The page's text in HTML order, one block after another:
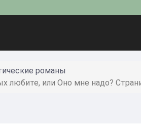
романы
любите, или Оно мне надо?